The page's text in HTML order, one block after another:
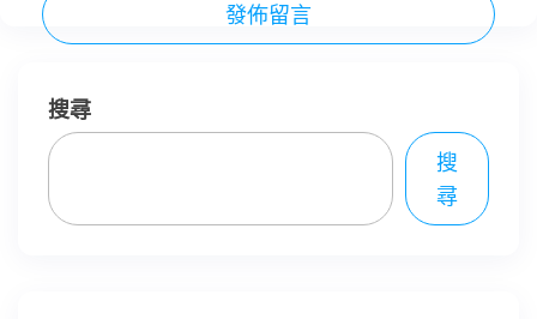
搜尋
搜
尋